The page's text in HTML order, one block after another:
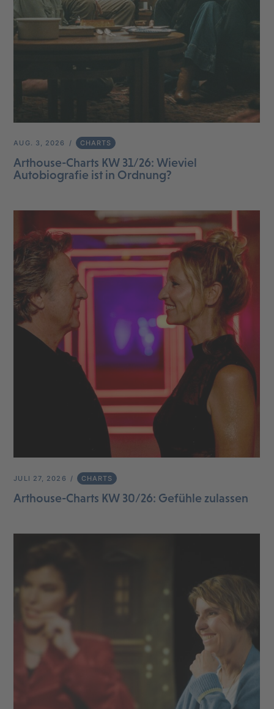
AUG. 3, 2026 CHARTS
Arthouse-Charts KW 31/26: Wieviel
Autobiografie ist in Ordnung?
JULI 27, 2026 CHARTS
Arthouse-Charts KW 30/26: Gefühle zulassen